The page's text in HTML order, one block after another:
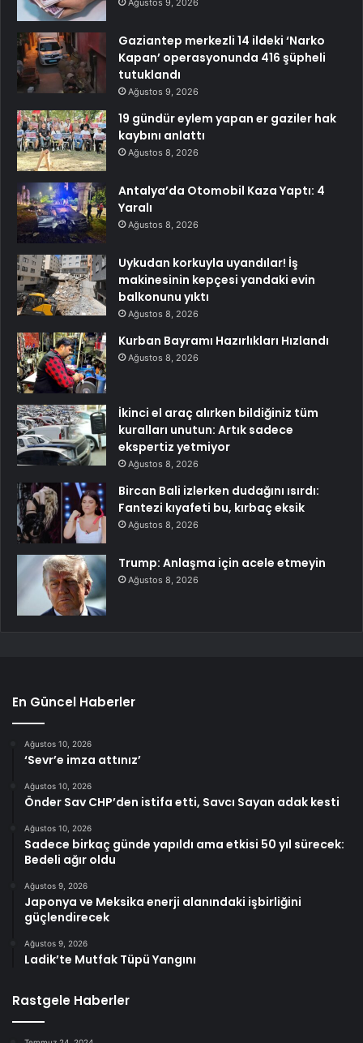
Gaziantep merkezli 14 ildeki ‘Narko
Kapan’ operasyonunda 416 şüpheli
tutuklandı
Ağustos 9, 2026
19 gündür eylem yapan er gaziler hak
kaybını anlattı
Ağustos 8, 2026
Antalya’da Otomobil Kaza Yaptı: 4
Yaralı
Ağustos 8, 2026
Uykudan korkuyla uyandılar! İş
makinesinin kepçesi yandaki evin
balkonunu yıktı
Ağustos 8, 2026
Kurban Bayramı Hazırlıkları Hızlandı
Ağustos 8, 2026
İkinci el araç alırken bildiğiniz tüm
kuralları unutun: Artık sadece
ekspertiz yetmiyor
Ağustos 8, 2026
Bircan Bali izlerken dudağını ısırdı:
Fantezi kıyafeti bu, kırbaç eksik
Ağustos 8, 2026
Trump: Anlaşma için acele etmeyin
Ağustos 8, 2026
En Güncel Haberler
Ağustos 10, 2026
‘Sevr’e imza attınız’
Ağustos 10, 2026
Önder Sav CHP’den istifa etti, Savcı Sayan adak kesti
Ağustos 10, 2026
Sadece birkaç günde yapıldı ama etkisi 50 yıl sürecek:
Bedeli ağır oldu
Ağustos 9, 2026
Japonya ve Meksika enerji alanındaki işbirliğini
güçlendirecek
Ağustos 9, 2026
Ladik’te Mutfak Tüpü Yangını
Rastgele Haberler